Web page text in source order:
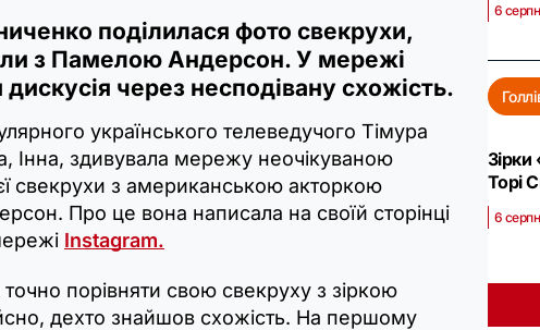
поділилася фото свекрухи,
з Памелою Андерсон. У мережі
дискусія через несподівану схожість.
українського телеведучого Тімура
Інна, здивувала мережу неочікуваною
свекрухи з американською акторкою
Про це вона написала на своїй сторінці
Instagram.
точно порівняти свою свекруху з зіркою
дехто знайшов схожість. На першому
6
Торі
6